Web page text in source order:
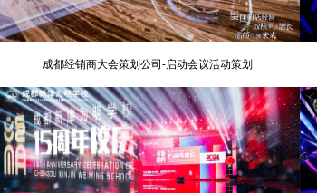
成都经销商大会策划公司-启动会议活动策划